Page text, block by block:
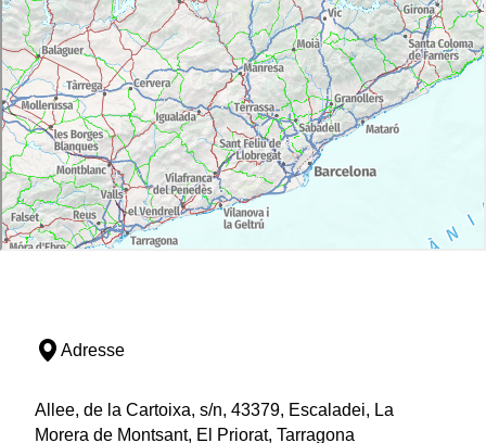
Adresse
Allee, de la Cartoixa, s/n, 43379, Escaladei, La
Morera de Montsant, El Priorat, Tarragona